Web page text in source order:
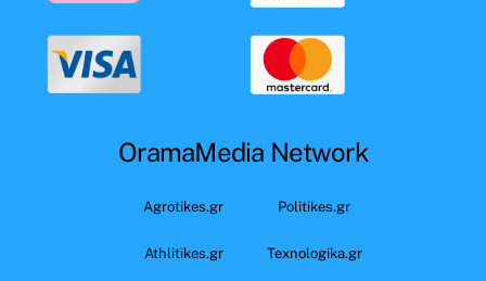
OramaMedia Network
Agrotikes.gr Politikes.gr
Athlitikes.gr Texnologika.gr